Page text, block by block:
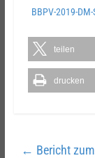
BBPV-2019-
teilen
drucken
← Bericht